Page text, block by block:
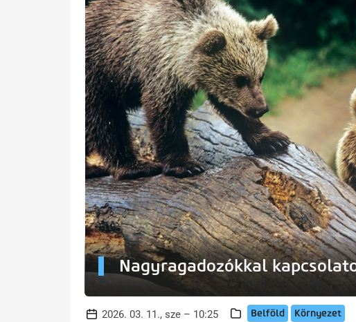
Nagyragadozókkal
2026. 03. 11., sze – 10:25 Belföld Környezet